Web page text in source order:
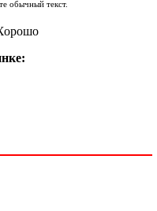
обычный текст.